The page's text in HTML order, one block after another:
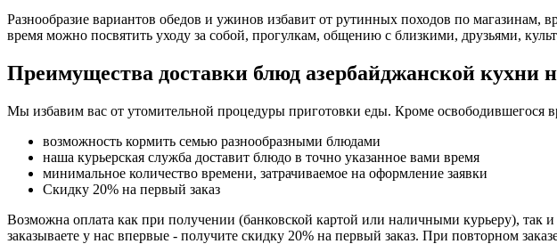
Разнообразие вариантов обедов и ужинов избавит от рутинных походов по магазинам,
время можно посвятить уходу за собой, прогулкам, общению с близкими, друзьями,
Преимущества доставки блюд азербайджанской кухни
Мы избавим вас от утомительной процедуры приготовки еды. Кроме освободившегося
возможность кормить семью разнообразными блюдами
наша курьерская служба доставит блюдо в точно указанное вами время
минимальное количество времени, затрачиваемое на оформление заявки
Скидку 20% на первый заказ
Возможна оплата как при получении (банковской картой или наличными курьеру), так
заказываете у нас впервые - получите скидку 20% на первый заказ. При повторном